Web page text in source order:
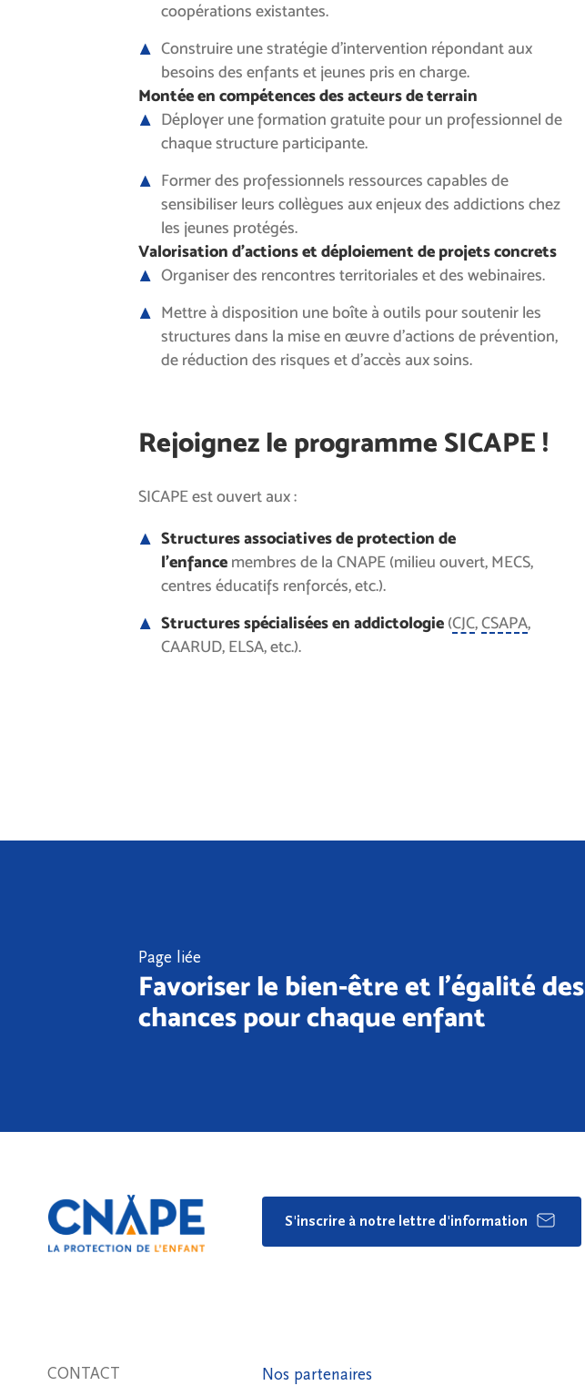
coopérations existantes.
Construire une stratégie d’intervention répondant aux
besoins des enfants et jeunes pris en charge.
Montée en compétences des acteurs de terrain
Déployer une formation gratuite pour un professionnel de
chaque structure participante.
Former des professionnels ressources capables de
sensibiliser leurs collègues aux enjeux des addictions chez
les jeunes protégés.
Valorisation d’actions et déploiement de projets concrets
Organiser des rencontres territoriales et des webinaires.
Mettre à disposition une boîte à outils pour soutenir les
structures dans la mise en œuvre d’actions de prévention,
de réduction des risques et d’accès aux soins.
Rejoignez le programme SICAPE !
SICAPE est ouvert aux :
Structures associatives de protection de
l’enfance membres de la CNAPE (milieu ouvert, MECS,
centres éducatifs renforcés, etc.).
Structures spécialisées en addictologie (CJC,CSAPA,
CAARUD, ELSA, etc.).
Page liée
Favoriser le bien-être et l'égalité des
chances pour chaque enfant
S'inscrire à notre lettre d'information
CONTACT
Nos partenaires